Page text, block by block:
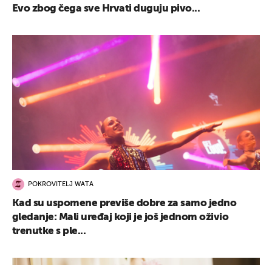
Evo zbog čega sve Hrvati duguju pivo...
POKROVITELJ WATA
Kad su uspomene previše dobre za samo jedno
gledanje: Mali uređaj koji je još jednom oživio
trenutke s ple...